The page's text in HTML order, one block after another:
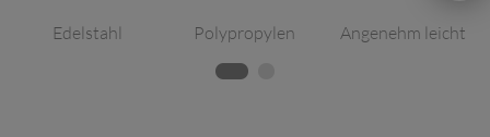
Edelstahl Polypropylen Angenehm leicht